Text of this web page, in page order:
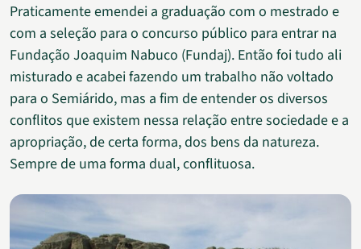
Praticamente emendei a graduação com o mestrado e
com a seleção para o concurso público para entrar na
Fundação Joaquim Nabuco (Fundaj). Então foi tudo ali
misturado e acabei fazendo um trabalho não voltado
para o Semiárido, mas a fim de entender os diversos
conflitos que existem nessa relação entre sociedade e a
apropriação, de certa forma, dos bens da natureza.
Sempre de uma forma dual, conflituosa.